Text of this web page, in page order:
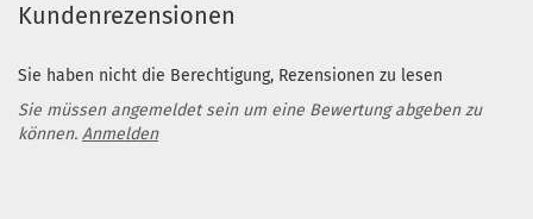
Kundenrezensionen
Sie haben nicht die Berechtigung, Rezensionen zu lesen
Sie müssen angemeldet sein um eine Bewertung abgeben zu
können. Anmelden